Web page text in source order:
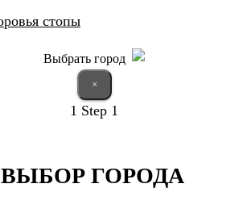
Выбрать город
×
1 Step 1
ВЫБОР ГОРОДА